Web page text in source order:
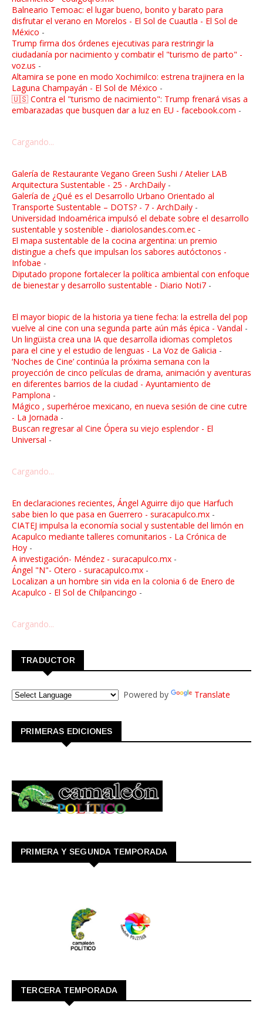
Balneario Temoac: el lugar bueno, bonito y barato para
disfrutar el verano en Morelos - El Sol de Cuautla - El Sol de
México -
Trump firma dos órdenes ejecutivas para restringir la
ciudadanía por nacimiento y combatir el "turismo de parto" -
voz.us -
Altamira se pone en modo Xochimilco: estrena trajinera en la
Laguna Champayán - El Sol de México -
🇺🇸 Contra el "turismo de nacimiento": Trump frenará visas a
embarazadas que busquen dar a luz en EU - facebook.com -
Cargando...
Galería de Restaurante Vegano Green Sushi / Atelier LAB
Arquitectura Sustentable - 25 - ArchDaily -
Galería de ¿Qué es el Desarrollo Urbano Orientado al
Transporte Sustentable – DOTS? - 7 - ArchDaily -
Universidad Indoamérica impulsó el debate sobre el desarrollo
sustentable y sostenible - diariolosandes.com.ec -
El mapa sustentable de la cocina argentina: un premio
distingue a chefs que impulsan los sabores autóctonos -
Infobae -
Diputado propone fortalecer la política ambiental con enfoque
de bienestar y desarrollo sustentable - Diario Noti7 -
El mayor biopic de la historia ya tiene fecha: la estrella del pop
vuelve al cine con una segunda parte aún más épica - Vandal -
Un lingüista crea una IA que desarrolla idiomas completos
para el cine y el estudio de lenguas - La Voz de Galicia -
‘Noches de Cine’ continúa la próxima semana con la
proyección de cinco películas de drama, animación y aventuras
en diferentes barrios de la ciudad - Ayuntamiento de
Pamplona -
Mágico , superhéroe mexicano, en nueva sesión de cine cutre
- La Jornada -
Buscan regresar al Cine Ópera su viejo esplendor - El
Universal -
Cargando...
En declaraciones recientes, Ángel Aguirre dijo que Harfuch
sabe bien lo que pasa en Guerrero - suracapulco.mx -
CIATEJ impulsa la economía social y sustentable del limón en
Acapulco mediante talleres comunitarios - La Crónica de
Hoy -
A investigación- Méndez - suracapulco.mx -
Ángel "N"- Otero - suracapulco.mx -
Localizan a un hombre sin vida en la colonia 6 de Enero de
Acapulco - El Sol de Chilpancingo -
Cargando...
TRADUCTOR
Powered by Translate
PRIMERAS EDICIONES
PRIMERA Y SEGUNDA TEMPORADA
TERCERA TEMPORADA